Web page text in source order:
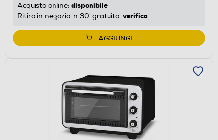
Acquisto online: disponibile
Ritiro in negozio in 30' gratuito: verifica
AGGIUNGI